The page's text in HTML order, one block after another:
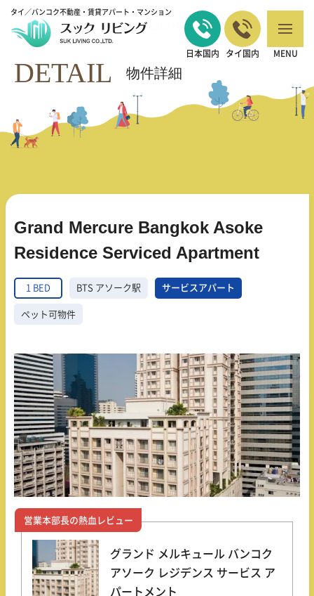
タイ／バンコク不動産・賃貸アパート・マンション
日本国内 タイ国内 MENU
バンコクの不動産・賃貸 TOP>1 BED
Grand Mercure Bangkok Asoke
Residence Serviced Apartment
DETAIL 物件詳細
Grand Mercure Bangkok Asoke
Residence Serviced Apartment
1 BED BTS アソーク駅 サービスアパート
ペット可物件
営業本部長の熱血レビュー
グランド メルキュール バンコク
アソーク レジデンス サービス ア
パートメント